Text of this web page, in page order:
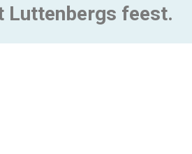
Luttenbergs feest.